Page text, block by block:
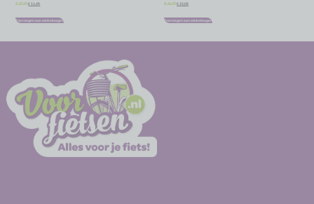
€ 12,75 € 11,48
Toevoegen aan winkelwagen
€ 16,75 € 15,08
Toevoegen aan winkelwagen